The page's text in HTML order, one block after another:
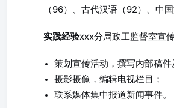
（96）、古代汉语（92）、中
实践经验xxx分局政工监督室宣
策划宣传活动，撰写内部稿
摄影摄像，编辑电视栏目；
联系媒体集中报道新闻事件。